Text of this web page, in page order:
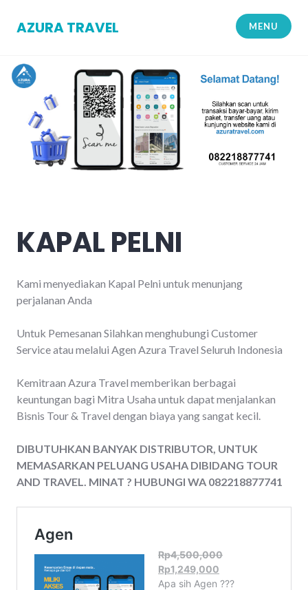
AZURA TRAVEL MENU
KAPAL PELNI
Kami menyediakan Kapal Pelni untuk menunjang
perjalanan Anda
Untuk Pemesanan Silahkan menghubungi Customer
Service atau melalui Agen Azura Travel Seluruh Indonesia
Kemitraan Azura Travel memberikan berbagai
keuntungan bagi Mitra Usaha untuk dapat menjalankan
Bisnis Tour & Travel dengan biaya yang sangat kecil.
DIBUTUHKAN BANYAK DISTRIBUTOR, UNTUK
MEMASARKAN PELUANG USAHA DIBIDANG TOUR
AND TRAVEL. MINAT ? HUBUNGI WA 082218877741